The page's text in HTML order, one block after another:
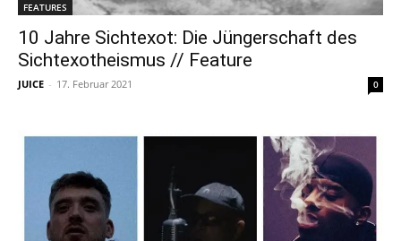
FEATURES
10 Jahre Sichtexot: Die Jüngerschaft des
Sichtexotheismus // Feature
JUICE - 17. Februar 2021 0